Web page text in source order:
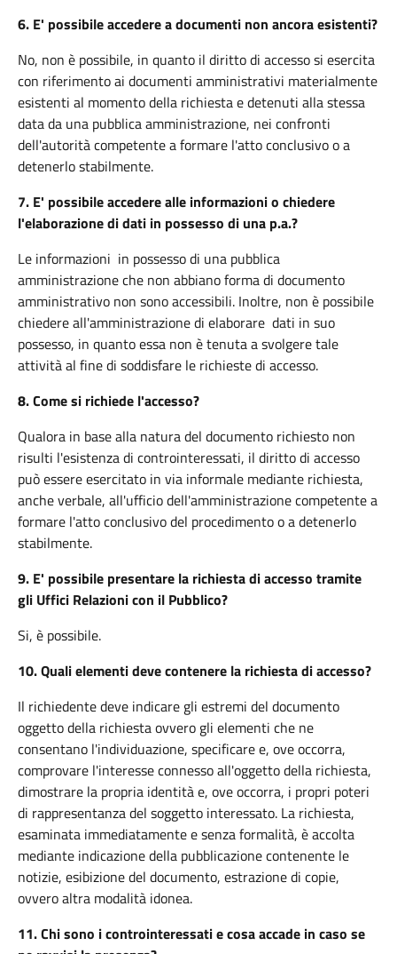
6. E' possibile accedere a documenti non ancora esistenti?
No, non è possibile, in quanto il diritto di accesso si esercita
con riferimento ai documenti amministrativi materialmente
esistenti al momento della richiesta e detenuti alla stessa
data da una pubblica amministrazione, nei confronti
dell'autorità competente a formare l'atto conclusivo o a
detenerlo stabilmente.
7. E' possibile accedere alle informazioni o chiedere
l'elaborazione di dati in possesso di una p.a.?
Le informazioni in possesso di una pubblica
amministrazione che non abbiano forma di documento
amministrativo non sono accessibili. Inoltre, non è possibile
chiedere all'amministrazione di elaborare dati in suo
possesso, in quanto essa non è tenuta a svolgere tale
attività al fine di soddisfare le richieste di accesso.
8.Come si richiede l'accesso?
Qualora in base alla natura del documento richiesto non
risulti l'esistenza di controinteressati, il diritto di accesso
può essere esercitato in via informale mediante richiesta,
anche verbale, all'ufficio dell'amministrazione competente a
formare l'atto conclusivo del procedimento o a detenerlo
stabilmente.
9. E' possibile presentare la richiesta di accesso tramite
gli Uffici Relazioni con il Pubblico?
Si, è possibile.
10.Quali elementi deve contenere la richiesta di accesso?
Il richiedente deve indicare gli estremi del documento
oggetto della richiesta ovvero gli elementi che ne
consentano l'individuazione, specificare e, ove occorra,
comprovare l'interesse connesso all'oggetto della richiesta,
dimostrare la propria identità e, ove occorra, i propri poteri
di rappresentanza del soggetto interessato. La richiesta,
esaminata immediatamente e senza formalità, è accolta
mediante indicazione della pubblicazione contenente le
notizie, esibizione del documento, estrazione di copie,
ovvero altra modalità idonea.
11.Chi sono i controinteressati e cosa accade in caso se